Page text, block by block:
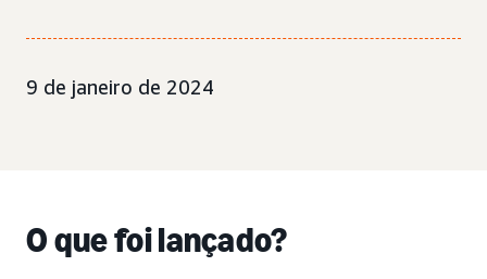
9 de janeiro de 2024
O que foi lançado?